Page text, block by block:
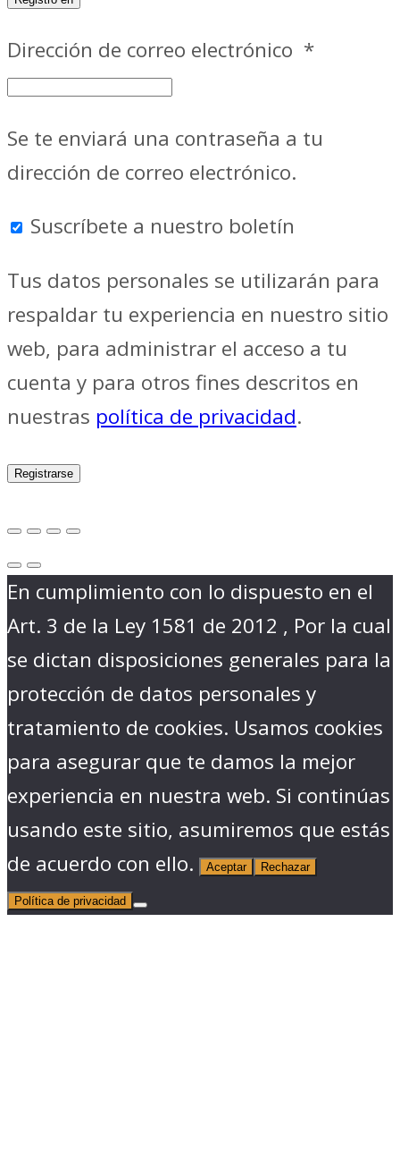
Dirección de correo electrónico *
Se te enviará una contraseña a tu
dirección de correo electrónico.
Suscríbete a nuestro boletín
Tus datos personales se utilizarán para
respaldar tu experiencia en nuestro sitio
web, para administrar el acceso a tu
cuenta y para otros fines descritos en
nuestras política de privacidad.
Registrarse
En cumplimiento con lo dispuesto en el
Art. 3 de la Ley 1581 de 2012 , Por la cual
se dictan disposiciones generales para la
protección de datos personales y
tratamiento de cookies. Usamos cookies
para asegurar que te damos la mejor
experiencia en nuestra web. Si continúas
usando este sitio, asumiremos que estás
de acuerdo con ello.
Aceptar Rechazar
Política de privacidad